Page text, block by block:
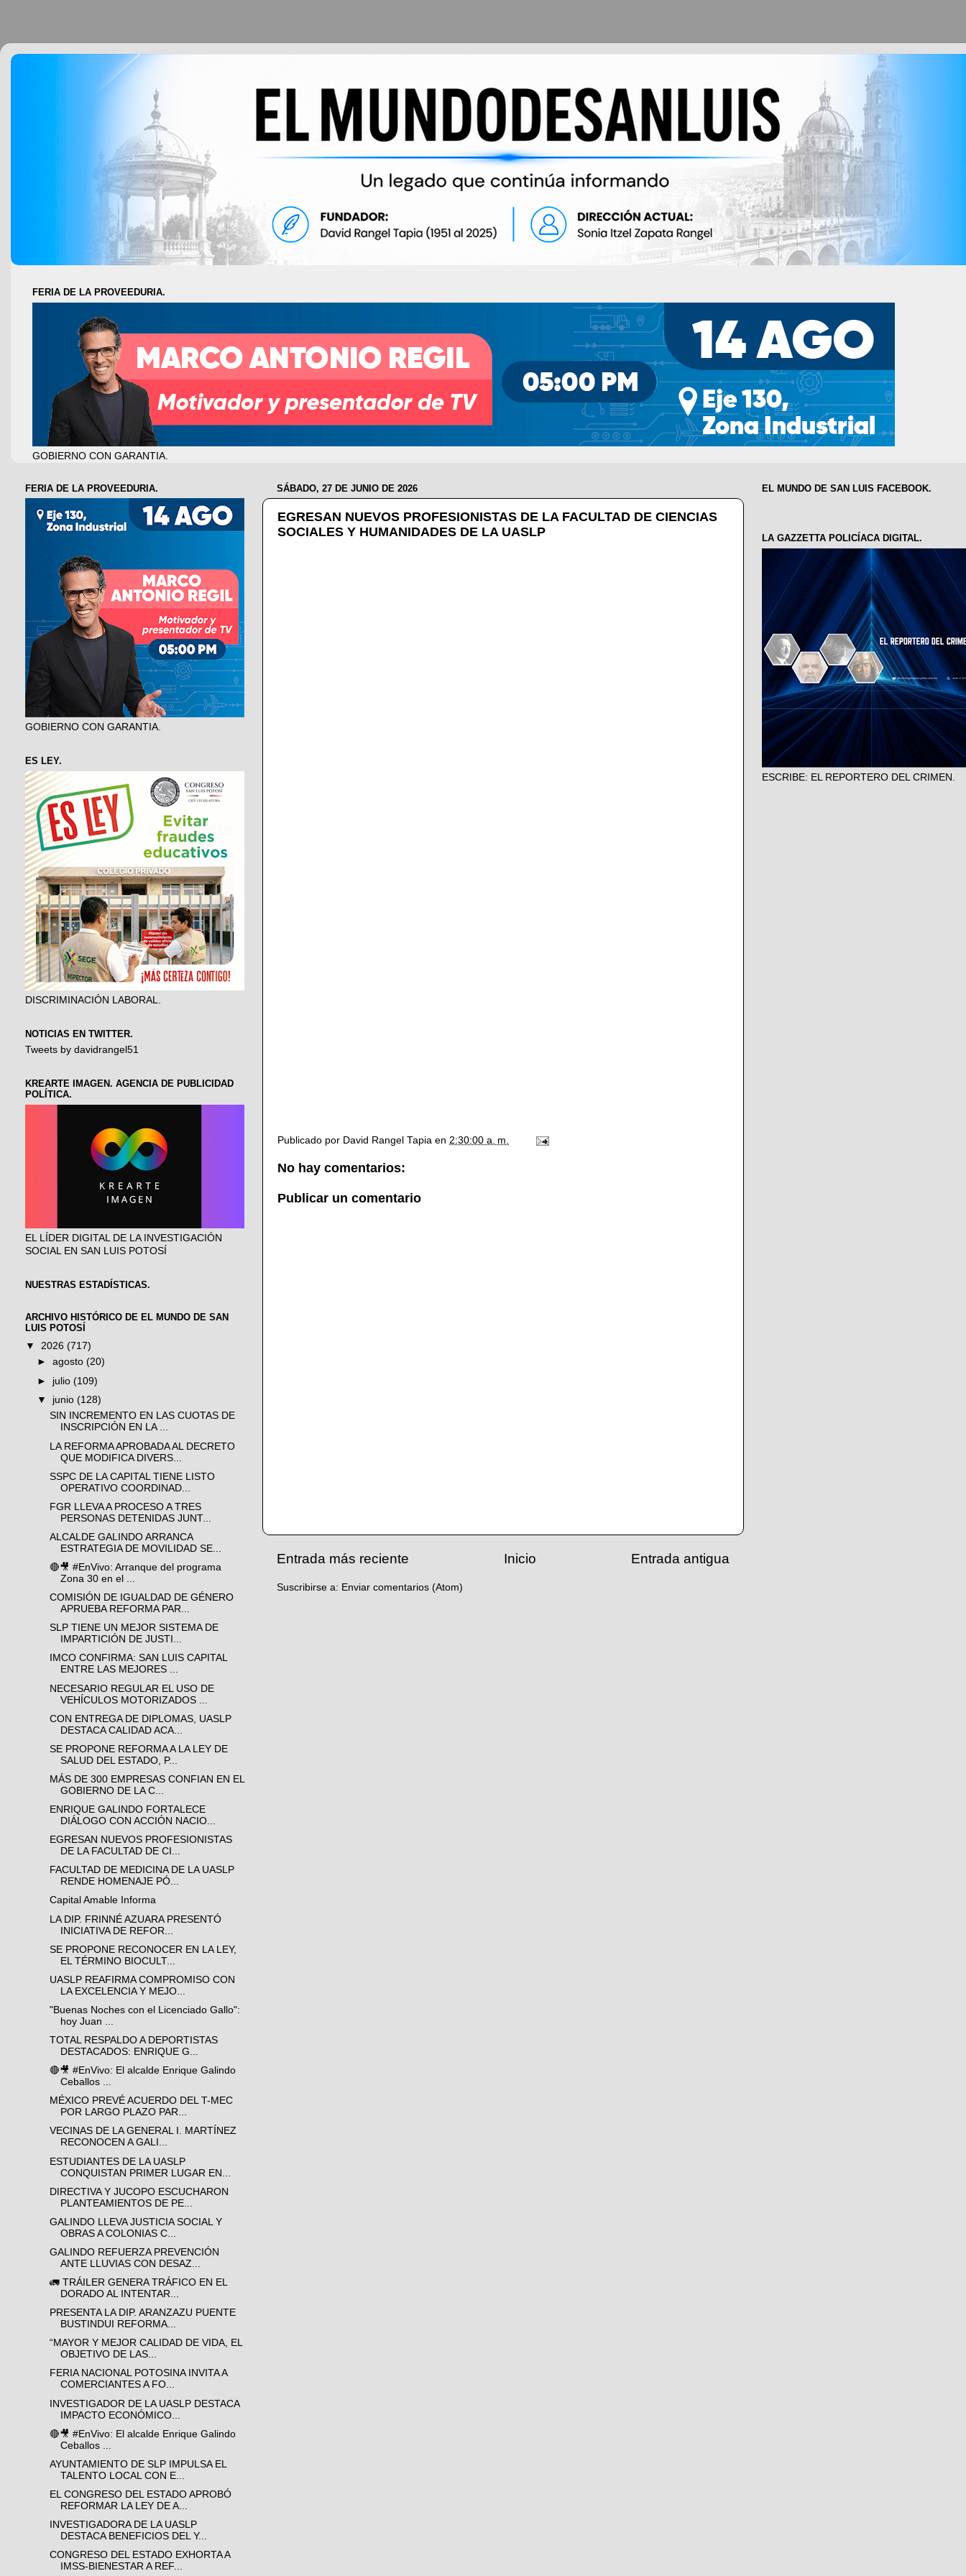
FERIA DE LA PROVEEDURIA.
GOBIERNO CON GARANTIA.
SÁBADO, 27 DE JUNIO DE 2026
EGRESAN NUEVOS PROFESIONISTAS DE LA FACULTAD DE CIENCIAS
SOCIALES Y HUMANIDADES DE LA UASLP
Publicado por David Rangel Tapia en 2:30:00 a. m.
No hay comentarios:
Publicar un comentario
Entrada más reciente Entrada antigua
Inicio
Suscribirse a: Enviar comentarios (Atom)
FERIA DE LA PROVEEDURIA.
GOBIERNO CON GARANTIA.
ES LEY.
DISCRIMINACIÓN LABORAL.
NOTICIAS EN TWITTER.
Tweets by davidrangel51
KREARTE IMAGEN. AGENCIA DE PUBLICIDAD
POLÍTICA.
EL LÍDER DIGITAL DE LA INVESTIGACIÓN
SOCIAL EN SAN LUIS POTOSÍ
NUESTRAS ESTADÍSTICAS.
ARCHIVO HISTÓRICO DE EL MUNDO DE SAN
LUIS POTOSÍ
▼ 2026 (717)
►agosto(20)
► julio(109)
▼ junio(128)
SIN INCREMENTO EN LAS CUOTAS DE
INSCRIPCIÓN EN LA ...
LA REFORMA APROBADA AL DECRETO
QUE MODIFICA DIVERS...
SSPC DE LA CAPITAL TIENE LISTO
OPERATIVO COORDINAD...
FGR LLEVA A PROCESO A TRES
PERSONAS DETENIDAS JUNT...
ALCALDE GALINDO ARRANCA
ESTRATEGIA DE MOVILIDAD SE...
🔴🎥 #EnVivo: Arranque del programa
Zona 30 en el ...
COMISIÓN DE IGUALDAD DE GÉNERO
APRUEBA REFORMA PAR...
SLP TIENE UN MEJOR SISTEMA DE
IMPARTICIÓN DE JUSTI...
IMCO CONFIRMA: SAN LUIS CAPITAL
ENTRE LAS MEJORES ...
NECESARIO REGULAR EL USO DE
VEHÍCULOS MOTORIZADOS ...
CON ENTREGA DE DIPLOMAS, UASLP
DESTACA CALIDAD ACA...
SE PROPONE REFORMA A LA LEY DE
SALUD DEL ESTADO, P...
MÁS DE 300 EMPRESAS CONFIAN EN EL
GOBIERNO DE LA C...
ENRIQUE GALINDO FORTALECE
DIÁLOGO CON ACCIÓN NACIO...
EGRESAN NUEVOS PROFESIONISTAS
DE LA FACULTAD DE CI...
FACULTAD DE MEDICINA DE LA UASLP
RENDE HOMENAJE PÓ...
Capital Amable Informa
LA DIP. FRINNÉ AZUARA PRESENTÓ
INICIATIVA DE REFOR...
SE PROPONE RECONOCER EN LA LEY,
EL TÉRMINO BIOCULT...
UASLP REAFIRMA COMPROMISO CON
LA EXCELENCIA Y MEJO...
"Buenas Noches con el Licenciado Gallo":
hoy Juan ...
TOTAL RESPALDO A DEPORTISTAS
DESTACADOS: ENRIQUE G...
🔴🎥 #EnVivo: El alcalde Enrique Galindo
Ceballos ...
MÉXICO PREVÉ ACUERDO DEL T-MEC
POR LARGO PLAZO PAR...
VECINAS DE LA GENERAL I. MARTÍNEZ
RECONOCEN A GALI...
ESTUDIANTES DE LA UASLP
CONQUISTAN PRIMER LUGAR EN...
DIRECTIVA Y JUCOPO ESCUCHARON
PLANTEAMIENTOS DE PE...
GALINDO LLEVA JUSTICIA SOCIAL Y
OBRAS A COLONIAS C...
GALINDO REFUERZA PREVENCIÓN
ANTE LLUVIAS CON DESAZ...
🚛 TRÁILER GENERA TRÁFICO EN EL
DORADO AL INTENTAR...
PRESENTA LA DIP. ARANZAZU PUENTE
BUSTINDUI REFORMA...
“MAYOR Y MEJOR CALIDAD DE VIDA, EL
OBJETIVO DE LAS...
FERIA NACIONAL POTOSINA INVITA A
COMERCIANTES A FO...
INVESTIGADOR DE LA UASLP DESTACA
IMPACTO ECONÓMICO...
🔴🎥 #EnVivo: El alcalde Enrique Galindo
Ceballos ...
AYUNTAMIENTO DE SLP IMPULSA EL
TALENTO LOCAL CON E...
EL CONGRESO DEL ESTADO APROBÓ
REFORMAR LA LEY DE A...
INVESTIGADORA DE LA UASLP
DESTACA BENEFICIOS DEL Y...
CONGRESO DEL ESTADO EXHORTA A
IMSS-BIENESTAR A REF...
EL MUNDO DE SAN LUIS FACEBOOK.
LA GAZZETTA POLICÍACA DIGITAL.
ESCRIBE: EL REPORTERO DEL CRIMEN.